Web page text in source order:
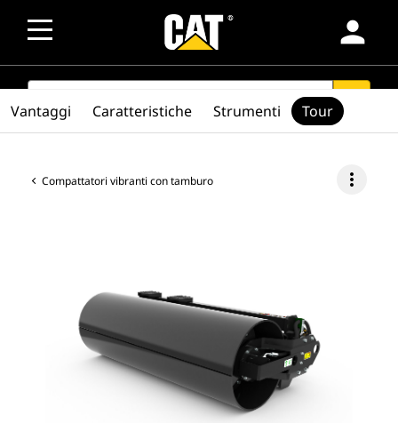
person
SEARCH search
Compattatori vibranti con tamburo more_vert
Vantaggi Caratteristiche Strumenti Tour